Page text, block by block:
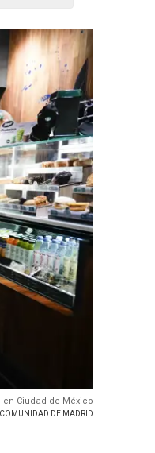
Ciudad de México
DE MADRID